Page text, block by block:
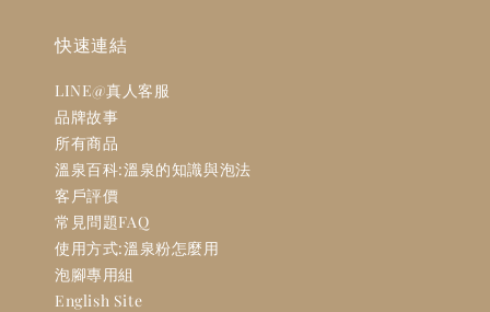
快速連結
LINE@真人客服
品牌故事
所有商品
溫泉百科:溫泉的知識與泡法
客戶評價
常見問題FAQ
使用方式:溫泉粉怎麼用
泡腳專用組
English Site